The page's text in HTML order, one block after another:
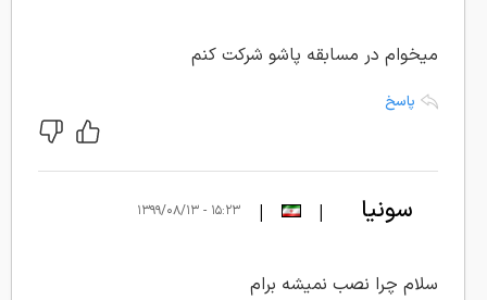
میخوام در مسابقه پاشو شرکت کنم
پاسخ
سونیا |
| ۱۵:۲۳ - ۱۳۹۹/۰۸/۱۳
سلام چرا نصب نمیشه برام